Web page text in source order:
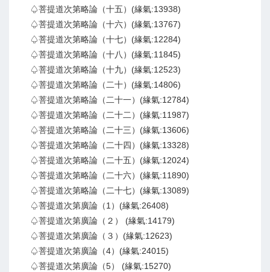
♤菩提道次第略論（十五）(緣氣:13938)
♤菩提道次第略論（十六）(緣氣:13767)
♤菩提道次第略論（十七）(緣氣:12284)
♤菩提道次第略論（十八）(緣氣:11845)
♤菩提道次第略論（十九）(緣氣:12523)
♤菩提道次第略論（二十）(緣氣:14806)
♤菩提道次第略論（二十一）(緣氣:12784)
♤菩提道次第略論（二十二）(緣氣:11987)
♤菩提道次第略論（二十三）(緣氣:13606)
♤菩提道次第略論（二十四）(緣氣:13328)
♤菩提道次第略論（二十五）(緣氣:12024)
♤菩提道次第略論（二十六）(緣氣:11890)
♤菩提道次第略論（二十七）(緣氣:13089)
♤菩提道次第廣論（1）(緣氣:26408)
♤菩提道次第廣論（２） (緣氣:14179)
♤菩提道次第廣論（３）(緣氣:12623)
♤菩提道次第廣論（4）(緣氣:24015)
♤菩提道次第廣論（5） (緣氣:15270)